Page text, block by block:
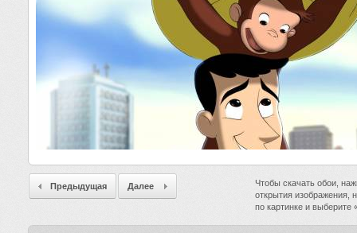
Чтобы скачать обои,
открытия изображения,
по картинке и
Предыдущая Далее